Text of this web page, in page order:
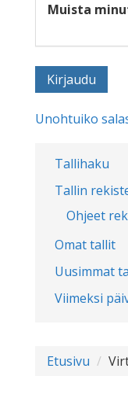
Tallihaku
Tallin
Ohjeet
Omat tallit
Uusimmat
Viimeksi
Muista
Unohtuiko
Etusivu